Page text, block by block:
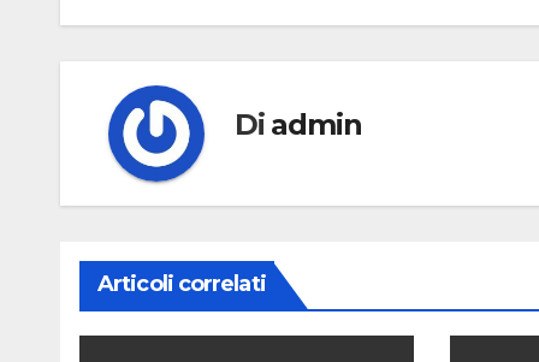
Di admin
Articoli correlati